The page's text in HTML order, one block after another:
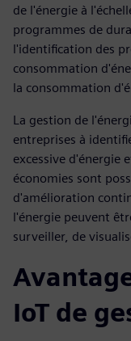
de l'énergie à
programmes de
l'identification des
consommation
la consommation
La gestion de
entreprises à
excessive d'énergie
économies sont
d'amélioration
l'énergie peuvent
surveiller, de
IoT de